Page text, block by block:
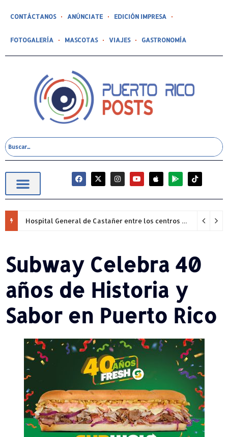
CONTÁCTANOS ANÚNCIATE EDICIÓN IMPRESA
FOTOGALERÍA MASCOTAS VIAJES GASTRONOMÍA
Hospital General de Castañer entre los centros de salud comunitarios con mejor desempeño clínico de Estados Unidos
Subway Celebra 40
años de Historia y
Sabor en Puerto Rico